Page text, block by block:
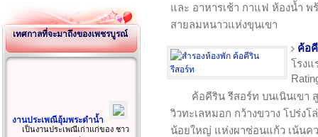
เทศกาลที่จะมาถึงของเพชรบูรณ์
งานประเพณีอุ้มพระดำน้ำ
เป็นงานประเพณีเก่าแก่ของ ชาว
และ อาหารเช้า กาแฟ ห้องน้ำ
สายลมหนาวแห่งขุนเขา
ค้อ
โรง
ค้อคีริน รีสอร์ท บนเนินเขา
วิวทะเลหมอก กว้างขวาง โปร่งโ
น้อยใหญ่ แห่งผาซ่อนแก้ว เน้นค